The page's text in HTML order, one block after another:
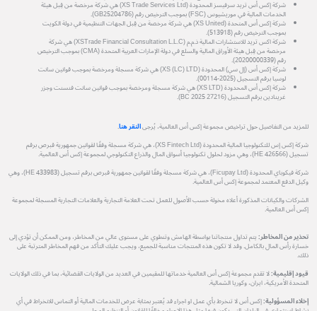
شركة إكس أس تريد سرفيسز المحدودة (XS Trade Services Ltd) هي شركة مرخصة من قِبل هيئة
الخدمات المالية في موريشيوس (FSC) بموجب الترخيص رقم (GB25204786).
شركة إكس أس المتحدة (XS United) هي شركة مرخصة من قِبل الجهات التنظيمية في دولة الكويت
بموجب الترخيص رقم (513918).
شركة اكس تريد للاستشارات المالية ذ.م.م (XSTrade Financial Consultation L.L.C) هي شركة
مرخصة من قِبل هيئة الأوراق المالية والسلع في دولة الإمارات العربية المتحدة (CMA) بموجب الترخيص
رقم (20200000339).
شركة إكس أس (إل سي) المحدودة (XS (LC) LTD) هي شركة مسجلة ومرخصة بموجب قوانين سانت
لوسيا برقم التسجيل (2025-00114).
شركة إكس أس المحدودة (XS LTD) هي شركة مسجلة ومرخصة بموجب قوانين سانت فنسنت وجزر
غرينادين برقم التسجيل (27216 BC 2025).
للمزيد من التفاصيل حول تراخيص مجموعة إكس أس العالمية، يُرجىالنقر هنا.
شركة إكس إس للتكنولوجيا المالية المحدودة (XS Fintech Ltd)، هي شركة مسجلة وفقًا لقوانين جمهورية قبرص برقم
تسجيل (HE 426566)، وهي مزود لحلول تكنولوجيا أسواق المال والذراع التكنولوجي لمجموعة إكس أس العالمية.
شركة فيكوباي المحدودة (Ficupay Ltd)، هي شركة مسجلة وفقًا لقوانين جمهورية قبرص برقم تسجيل (HE 433983)، وهي
وكيل الدفع المعتمد لمجموعة إكس أس العالمية.
الشركات والكيانات المذكورة أعلاه مخولة حسب الأصول للعمل تحت العلامة التجارية والعلامات التجارية المسجلة لمجموعة
إكس أس العالمية.
تحذير من المخاطر:يتم تداول منتجاتنا بواسطة الهامش وتنطوي على مستوى عالي من المخاطر، ومن الممكن أن تؤدي إلى
خسارة رأس المال بالكامل. وقد لا تكون هذه المنتجات مناسبة للجميع، ويجب عليك التأكد من فهم المخاطر المترتبة على
ذلك.
قيود إقليمية:لا تقدم مجموعة إكس أس العالمية خدماتها للمقيمين في العديد من الولايات القضائية، بما في ذلك الولايات
المتحدة الأمريكية، ايران، وكوريا الشمالية.
إخلاء المسؤولية:إكس أس لا تنخرط بأي عمل او اجراء قد يُعتبر بمثابة عرض للخدمات المالية أو التماس للانخراط في أي